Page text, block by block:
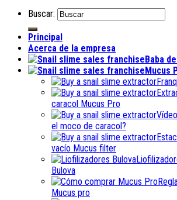
Buscar:
Principal
Acerca de la empresa
Baba
Mucus
caracol Mucus Pro
el moco de caracol?
vacío Mucus filter
Bulova
Mucus pro